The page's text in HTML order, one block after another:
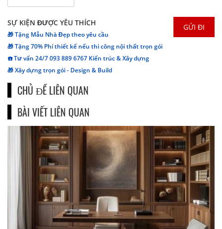
SỰ KIỆN ĐƯỢC YÊU THÍCH
🎁 Tặng Mẫu Nhà Đẹp theo yêu cầu
🎁 Tặng 70% Phí thiết kế nếu thi công nội thất trọn gói
☎️ Tư vấn 24/7 093 889 6767 Kiến trúc & Xây dựng
🎁 Xây dựng trọn gói - Design & Build
CHỦ ĐỀ LIÊN QUAN
BÀI VIẾT LIÊN QUAN